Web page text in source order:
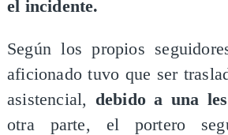
el incidente.
Según los propios
aficionado tuvo que ser
asistencial, debido a una
otra parte, el portero